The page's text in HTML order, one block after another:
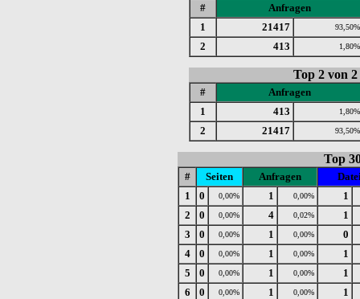
#
Anfragen
1
21417 93,50%
2 413 1,80%
Top 2 von
#
Anfragen
1
413 1,80%
2 21417 93,50%
Top
# Seiten Anfragen
1
0 0,00% 1 0,00%
1
2
0 0,00% 4 0,02%
1
3
0 0,00% 1 0,00%
0
4
0 0,00% 1 0,00%
1
5
0 0,00% 1 0,00%
1
6
0 0,00% 1 0,00%
1